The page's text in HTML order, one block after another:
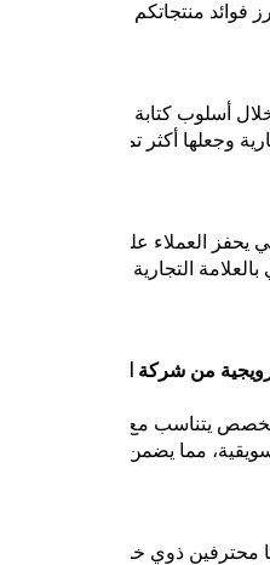
فوائد منتجاتكم ويجذب
أسلوب كتابة متميز،
وجعلها أكثر تميزًا في ذهن
يحفز العملاء على التفاعل
التجارية ويؤدي إلى
من شركة الهوية
يتناسب مع هوية
مما يضمن تواصل
محترفين ذوي خبرة في